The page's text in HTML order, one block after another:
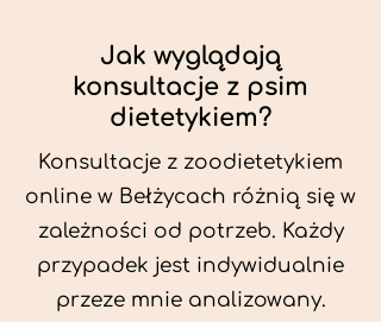
Jak wyglądają
konsultacje z psim
dietetykiem?
Konsultacje z zoodietetykiem
online w Bełżycach różnią się w
zależności od potrzeb. Każdy
przypadek jest indywidualnie
przeze mnie analizowany.